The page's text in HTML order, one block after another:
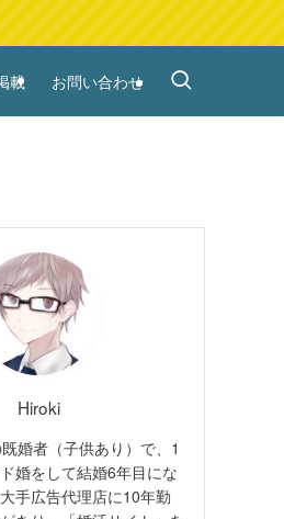
載 お問い合わせ
Hiroki
婚者（子供あり）で、1
婚をして結婚6年目にな
手広告代理店に10年勤